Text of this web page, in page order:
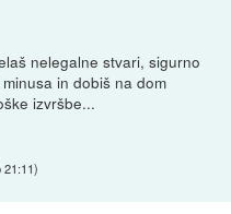
nelegalne stvari, sigurno
in dobiš na dom
izvršbe...
21:11)